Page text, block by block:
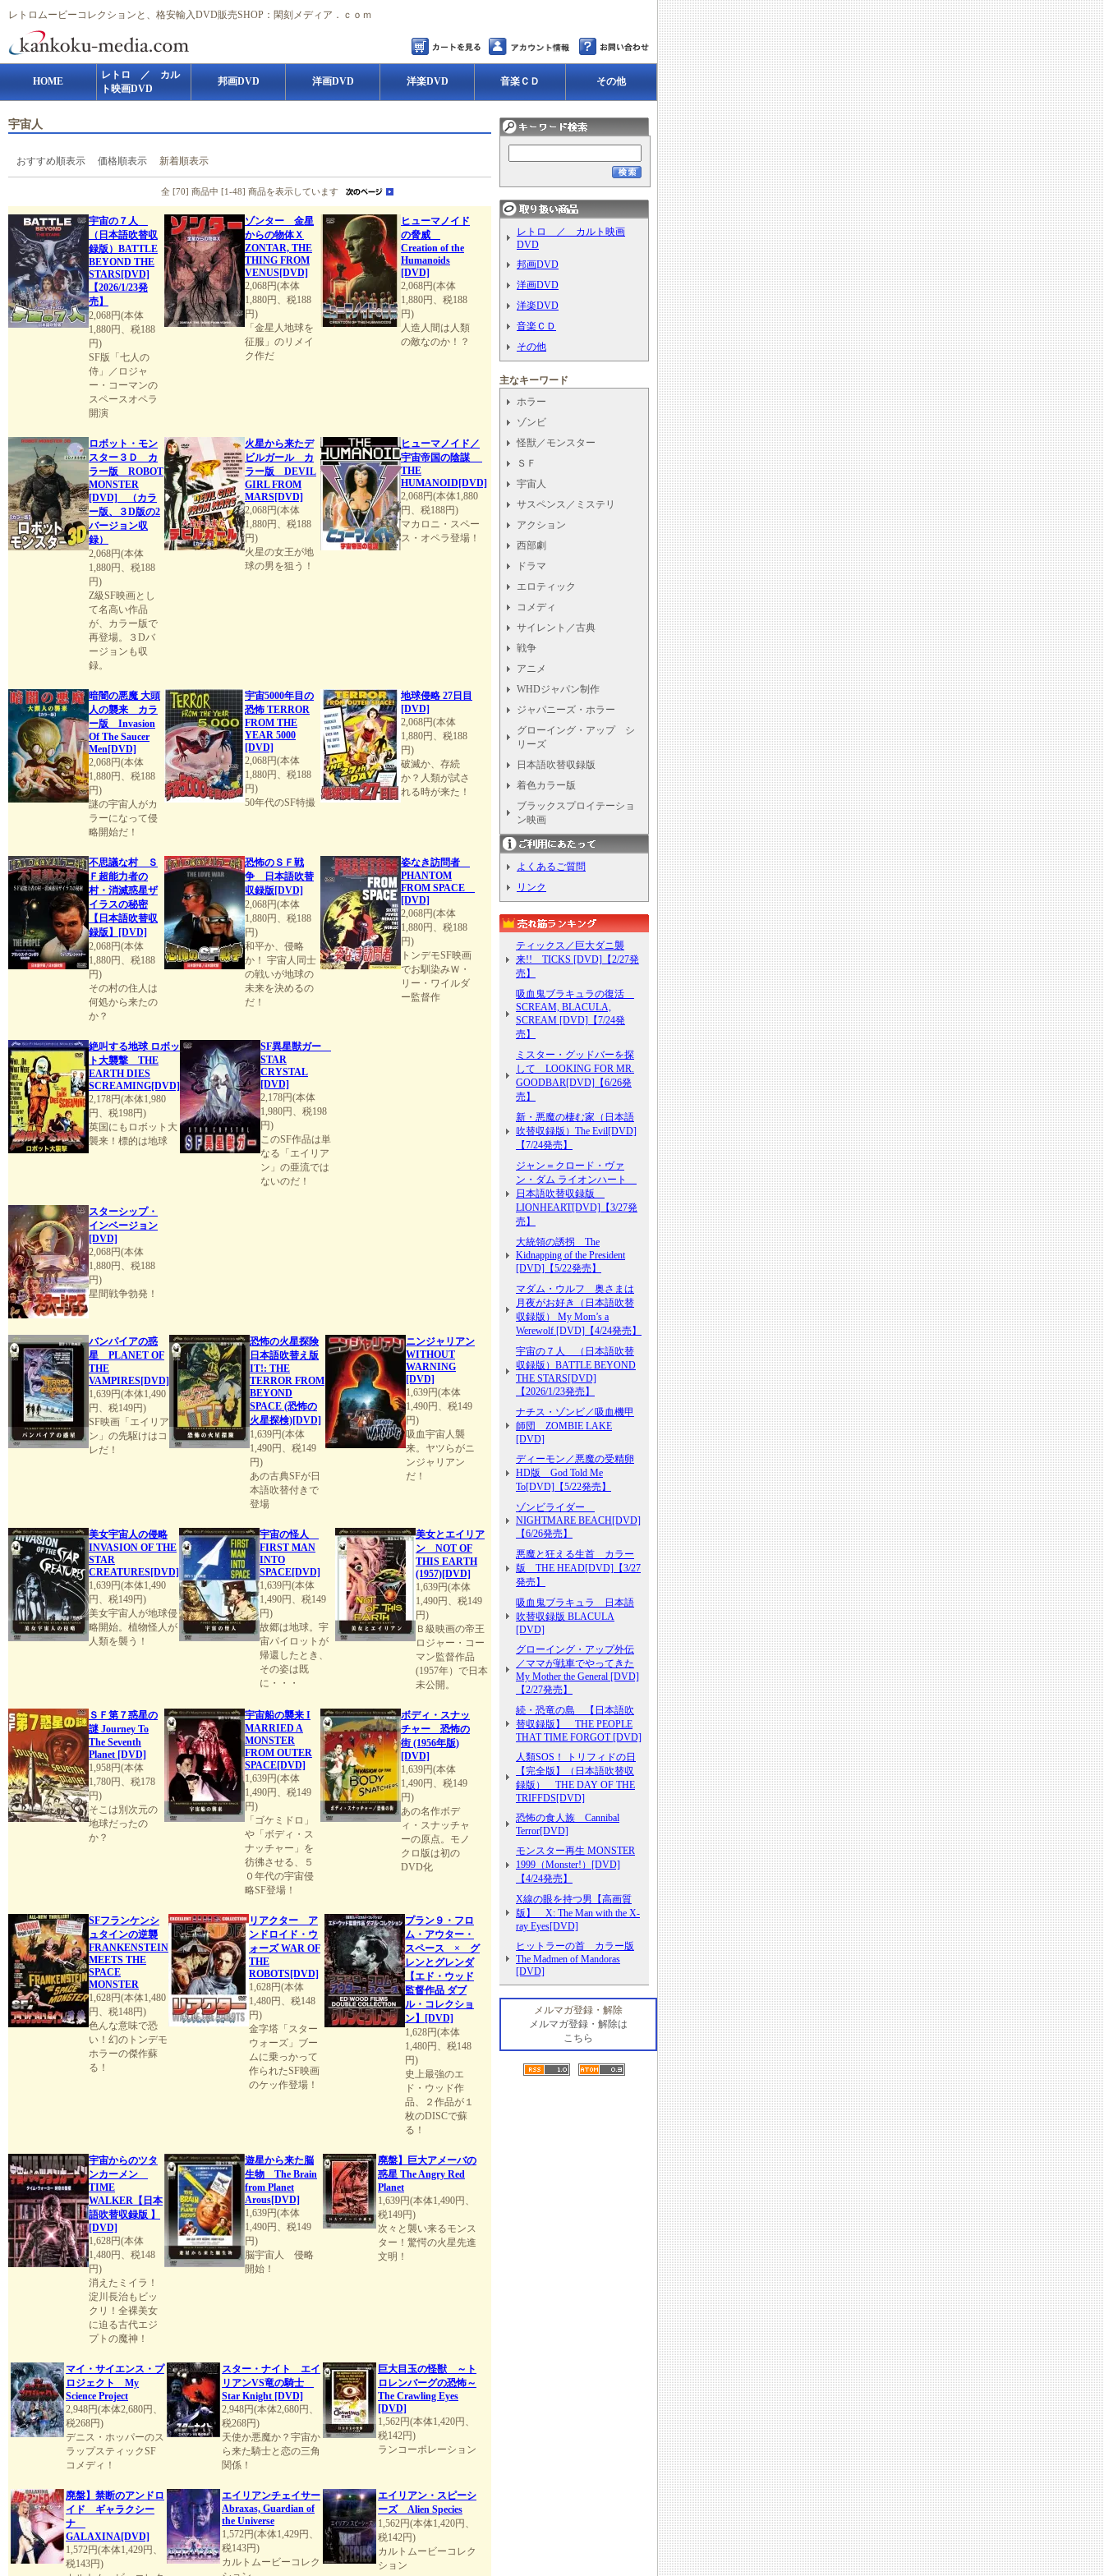
レトロムービーコレクションと、格安輸入DVD販売SHOP：閑刻メディア．ｃｏｍ
HOME
レトロ ／ カル
ト映画DVD
邦画DVD 洋画DVD 洋楽DVD 音楽ＣＤ その他
宇宙人
おすすめ順表示 価格順表示 新着順表示
全 [70] 商品中 [1-48] 商品を表示しています
宇宙の７人
（日本語吹替収
録版）BATTLE
BEYOND THE
STARS[DVD]
【2026/1/23発
売】
2,068円(本体
1,880円、税188
円)
SF版「七人の
侍」／ロジャ
ー・コーマンの
スペースオペラ
開演
ゾンター 金星
からの物体Ｘ
ZONTAR, THE
THING FROM
VENUS[DVD]
2,068円(本体
1,880円、税188
円)
「金星人地球を
征服」のリメイ
ク作だ
ヒューマノイド
の脅威
Creation of the
Humanoids
[DVD]
2,068円(本体
1,880円、税188
円)
人造人間は人類
の敵なのか！？
ロボット・モン
スター３Ｄ カ
ラー版 ROBOT
MONSTER
[DVD] （カラ
ー版、３D版の2
バージョン収
録）
2,068円(本体
1,880円、税188
円)
Z級SF映画とし
て名高い作品
が、カラー版で
再登場。３Dバ
ージョンも収
録。
火星から来たデ
ビルガール カ
ラー版 DEVIL
GIRL FROM
MARS[DVD]
2,068円(本体
1,880円、税188
円)
火星の女王が地
球の男を狙う！
ヒューマノイド／
宇宙帝国の陰謀
THE
HUMANOID[DVD]
2,068円(本体1,880
円、税188円)
マカロニ・スペー
ス・オペラ登場！
暗闇の悪魔 大頭
人の襲来 カラ
ー版 Invasion
Of The Saucer
Men[DVD]
2,068円(本体
1,880円、税188
円)
謎の宇宙人がカ
ラーになって侵
略開始だ！
宇宙5000年目の
恐怖 TERROR
FROM THE
YEAR 5000
[DVD]
2,068円(本体
1,880円、税188
円)
50年代のSF特撮
地球侵略 27日目
[DVD]
2,068円(本体
1,880円、税188
円)
破滅か、存続
か？人類が試さ
れる時が来た！
不思議な村 Ｓ
Ｆ超能力者の
村・消滅惑星ザ
イラスの秘密
【日本語吹替収
録版】[DVD]
2,068円(本体
1,880円、税188
円)
その村の住人は
何処から来たの
か？
恐怖のＳＦ戦
争 日本語吹替
収録版[DVD]
2,068円(本体
1,880円、税188
円)
和平か、侵略
か！ 宇宙人同士
の戦いが地球の
未来を決めるの
だ！
姿なき訪問者
PHANTOM
FROM SPACE
[DVD]
2,068円(本体
1,880円、税188
円)
トンデモSF映画
でお馴染みＷ・
リー・ワイルダ
ー監督作
絶叫する地球 ロボッ
ト大襲撃 THE
EARTH DIES
SCREAMING[DVD]
2,178円(本体1,980
円、税198円)
英国にもロボット大
襲来！標的は地球
SF異星獣ガー
STAR
CRYSTAL
[DVD]
2,178円(本体
1,980円、税198
円)
このSF作品は単
なる「エイリア
ン」の亜流では
ないのだ！
スターシップ・
インベージョン
[DVD]
2,068円(本体
1,880円、税188
円)
星間戦争勃発！
バンパイアの惑
星 PLANET OF
THE
VAMPIRES[DVD]
1,639円(本体1,490
円、税149円)
SF映画「エイリア
ン」の先駆けはコ
レだ！
恐怖の火星探険
日本語吹替え版
IT!: THE
TERROR FROM
BEYOND
SPACE (恐怖の
火星探検)[DVD]
1,639円(本体
1,490円、税149
円)
あの古典SFが日
本語吹替付きで
登場
ニンジャリアン
WITHOUT
WARNING
[DVD]
1,639円(本体
1,490円、税149
円)
吸血宇宙人襲
来。ヤツらがニ
ンジャリアン
だ！
美女宇宙人の侵略
INVASION OF THE
STAR
CREATURES[DVD]
1,639円(本体1,490
円、税149円)
美女宇宙人が地球侵
略開始。植物怪人が
人類を襲う！
宇宙の怪人
FIRST MAN
INTO
SPACE[DVD]
1,639円(本体
1,490円、税149
円)
故郷は地球。宇
宙パイロットが
帰還したとき、
その姿は既
に・・・
美女とエイリア
ン NOT OF
THIS EARTH
(1957)[DVD]
1,639円(本体
1,490円、税149
円)
Ｂ級映画の帝王
ロジャー・コー
マン監督作品
(1957年）で日本
未公開。
ＳＦ第７惑星の
謎 Journey To
The Seventh
Planet [DVD]
1,958円(本体
1,780円、税178
円)
そこは別次元の
地球だったの
か？
宇宙船の襲来 I
MARRIED A
MONSTER
FROM OUTER
SPACE[DVD]
1,639円(本体
1,490円、税149
円)
「ゴケミドロ」
や「ボディ・ス
ナッチャー」を
彷彿させる、５
０年代の宇宙侵
略SF登場！
ボディ・スナッ
チャー 恐怖の
街 (1956年版)
[DVD]
1,639円(本体
1,490円、税149
円)
あの名作ボデ
ィ・スナッチャ
ーの原点。モノ
クロ版は初の
DVD化
SFフランケンシ
ュタインの逆襲
FRANKENSTEIN
MEETS THE
SPACE
MONSTER
1,628円(本体1,480
円、税148円)
色んな意味で恐
い！幻のトンデモ
ホラーの傑作蘇
る！
リアクター ア
ンドロイド・ウ
ォーズ WAR OF
THE
ROBOTS[DVD]
1,628円(本体
1,480円、税148
円)
金字塔「スター
ウォーズ」ブー
ムに乗っかって
作られたSF映画
のケッ作登場！
プラン９・フロ
ム・アウター・
スペース × グ
レンとグレンダ
【エド・ウッド
監督作品 ダブ
ル・コレクショ
ン】[DVD]
1,628円(本体
1,480円、税148
円)
史上最強のエ
ド・ウッド作
品、２作品が１
枚のDISCで蘇
る！
宇宙からのツタ
ンカーメン
TIME
WALKER【日本
語吹替収録版 】
[DVD]
1,628円(本体
1,480円、税148
円)
消えたミイラ！
淀川長治もビッ
クリ！全裸美女
に迫る古代エジ
プトの魔神！
遊星から来た脳
生物 The Brain
from Planet
Arous[DVD]
1,639円(本体
1,490円、税149
円)
脳宇宙人 侵略
開始！
廃盤】巨大アメーバの
惑星 The Angry Red
Planet
1,639円(本体1,490円、
税149円)
次々と襲い来るモンス
ター！驚愕の火星先進
文明！
マイ・サイエンス・プ
ロジェクト My
Science Project
2,948円(本体2,680円、
税268円)
デニス・ホッパーのス
ラップスティックSF
コメディ！
スター・ナイト エイ
リアンVS竜の騎士
Star Knight [DVD]
2,948円(本体2,680円、
税268円)
天使か悪魔か？宇宙か
ら来た騎士と恋の三角
関係！
巨大目玉の怪獣 ～ト
ロレンバーグの恐怖～
The Crawling Eyes
[DVD]
1,562円(本体1,420円、
税142円)
ランコーポレーション
廃盤】禁断のアンドロ
イド ギャラクシー
ナ
GALAXINA[DVD]
1,572円(本体1,429円、
税143円)
エイリアンチェイサー
Abraxas, Guardian of
the Universe
1,572円(本体1,429円、
税143円)
カルトムービーコレク
エイリアン・スピーシ
ーズ Alien Species
1,562円(本体1,420円、
税142円)
カルトムービーコレク
ション
レトロ ／ カルト映画
DVD
邦画DVD
洋画DVD
洋楽DVD
音楽ＣＤ
その他
主なキーワード
ホラー
ゾンビ
怪獣／モンスター
ＳＦ
宇宙人
サスペンス／ミステリ
アクション
西部劇
ドラマ
エロティック
コメディ
サイレント／古典
戦争
アニメ
WHDジャパン制作
ジャパニーズ・ホラー
グローイング・アップ シ
リーズ
日本語吹替収録版
着色カラー版
ブラックスプロイテーショ
ン映画
よくあるご質問
リンク
ティックス／巨大ダニ襲
来!! TICKS [DVD]【2/27発
売】
吸血鬼ブラキュラの復活
SCREAM, BLACULA,
SCREAM [DVD]【7/24発
売】
ミスター・グッドバーを探
して LOOKING FOR MR.
GOODBAR[DVD]【6/26発
売】
新・悪魔の棲む家（日本語
吹替収録版）The Evil[DVD]
【7/24発売】
ジャン＝クロード・ヴァ
ン・ダム ライオンハート
日本語吹替収録版
LIONHEART[DVD]【3/27発
売】
大統領の誘拐 The
Kidnapping of the President
[DVD]【5/22発売】
マダム・ウルフ 奥さまは
月夜がお好き（日本語吹替
収録版） My Mom’s a
Werewolf [DVD]【4/24発売】
宇宙の７人 （日本語吹替
収録版）BATTLE BEYOND
THE STARS[DVD]
【2026/1/23発売】
ナチス・ゾンビ／吸血機甲
師団 ZOMBIE LAKE
[DVD]
ディーモン／悪魔の受精卵
HD版 God Told Me
To[DVD]【5/22発売】
ゾンビライダー
NIGHTMARE BEACH[DVD]
【6/26発売】
悪魔と狂える生首 カラー
版 THE HEAD[DVD]【3/27
発売】
吸血鬼ブラキュラ 日本語
吹替収録版 BLACULA
[DVD]
グローイング・アップ外伝
／ママが戦車でやってきた
My Mother the General [DVD]
【2/27発売】
続・恐竜の島 【日本語吹
替収録版】 THE PEOPLE
THAT TIME FORGOT [DVD]
人類SOS！ トリフィドの日
【完全版】（日本語吹替収
録版） THE DAY OF THE
TRIFFDS[DVD]
恐怖の食人族 Cannibal
Terror[DVD]
モンスター再生 MONSTER
1999（Monster!）[DVD]
【4/24発売】
X線の眼を持つ男【高画質
版】 X: The Man with the X-
ray Eyes[DVD]
ヒットラーの首 カラー版
The Madmen of Mandoras
[DVD]
メルマガ登録・解除
メルマガ登録・解除は
こちら